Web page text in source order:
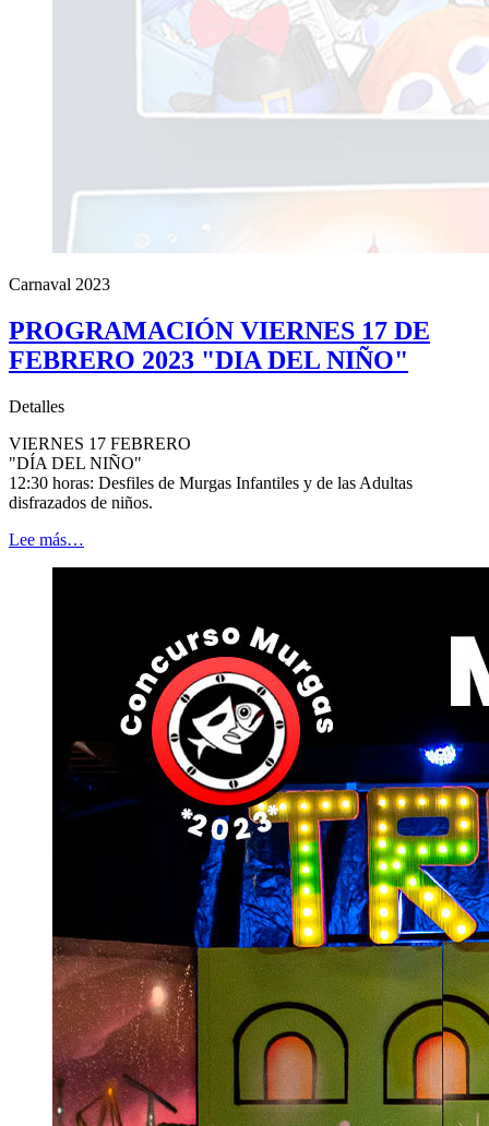
Carnaval 2023
PROGRAMACIÓN VIERNES 17 DE
FEBRERO 2023 "DIA DEL NIÑO"
Detalles
VIERNES 17 FEBRERO
"DÍA DEL NIÑO"
12:30 horas: Desfiles de Murgas Infantiles y de las Adultas
disfrazados de niños.
Lee más…